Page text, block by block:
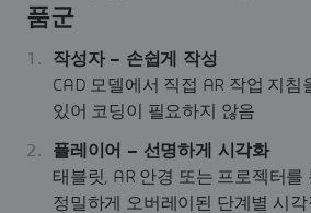
품군
작성자 – 손쉽게 작성
CAD 모델에서 직접 AR 작업 지침
있어 코딩이 필요하지 않음
플레이어 – 선명하게 시각화
태블릿, AR 안경 또는 프로젝터를
정밀하게 오버레이된 단계별 시